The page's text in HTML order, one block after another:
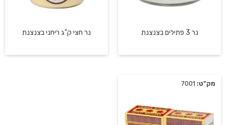
נר 3 פתילים בצנצנת נר חצי ק"ג ריחני בצנצנת
מק"ט: